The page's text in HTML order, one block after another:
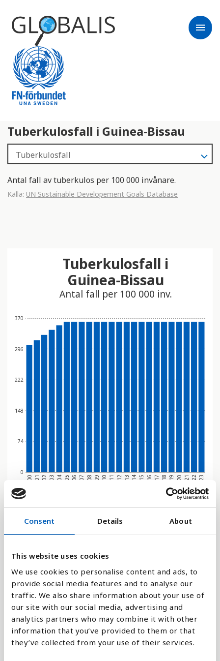
Consent Details About
This website uses cookies
We use cookies to personalise content and ads, to
provide social media features and to analyse our
traffic. We also share information about your use of
our site with our social media, advertising and
analytics partners who may combine it with other
information that you’ve provided to them or that
they’ve collected from your use of their services.
menu
Tuberkulosfall i Guinea-Bissau
Antal fall av tuberkulos per 100 000 invånare.
Källa: UN Sustainable Developement Goals Database
0
74
148
222
296
370
2000 2001 2002 2003 2004 2005 2006 2007 2008 2009 2010 2011 2012 2013 2014 2015 2016 2017 2018 2019 2020 2021 2022 2023
Tuberkulosfall i
Guinea-Bissau
Antal fall per 100 000 inv.
Stapeldiagram
Jämför med: